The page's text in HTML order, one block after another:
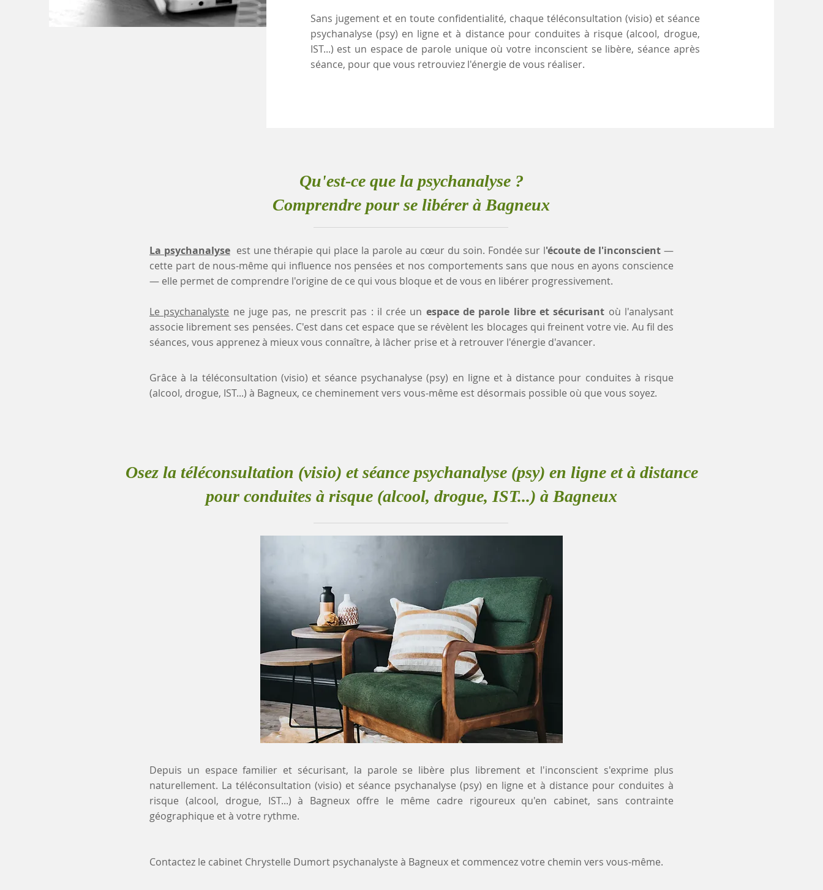
Sans jugement et en toute confidentialité, chaque téléconsultation (visio) et séance
psychanalyse (psy) en ligne et à distance pour conduites à risque (alcool, drogue,
IST...) est un espace de parole unique où votre inconscient se libère, séance après
séance, pour que vous retrouviez l'énergie de vous réaliser.
Qu'est-ce que la psychanalyse ?
Comprendre pour se libérer à Bagneux
La psychanalyse est une thérapie qui place la parole au cœur du soin. Fondée sur l'écoute de l'inconscient—
cette part de nous-même qui influence nos pensées et nos comportements sans que nous en ayons conscience
— elle permet de comprendre l'origine de ce qui vous bloque et de vous en libérer progressivement.
Le psychanalyste ne juge pas, ne prescrit pas : il crée un espace de parole libre et sécurisant où l'analysant
associe librement ses pensées. C'est dans cet espace que se révèlent les blocages qui freinent votre vie. Au fil des
séances, vous apprenez à mieux vous connaître, à lâcher prise et à retrouver l'énergie d'avancer.
Grâce à la téléconsultation (visio) et séance psychanalyse (psy) en ligne et à distance pour conduites à risque
(alcool, drogue, IST...) à Bagneux, ce cheminement vers vous-même est désormais possible où que vous soyez.
Osez la téléconsultation (visio) et séance psychanalyse (psy) en ligne et à distance
pour conduites à risque (alcool, drogue, IST...) à Bagneux
Depuis un espace familier et sécurisant, la parole se libère plus librement et l'inconscient s'exprime plus
naturellement. La téléconsultation (visio) et séance psychanalyse (psy) en ligne et à distance pour conduites à
risque (alcool, drogue, IST...) à Bagneux offre le même cadre rigoureux qu'en cabinet, sans contrainte
géographique et à votre rythme.
Contactez le cabinet Chrystelle Dumort psychanalyste à Bagneux et commencez votre chemin vers vous-même.